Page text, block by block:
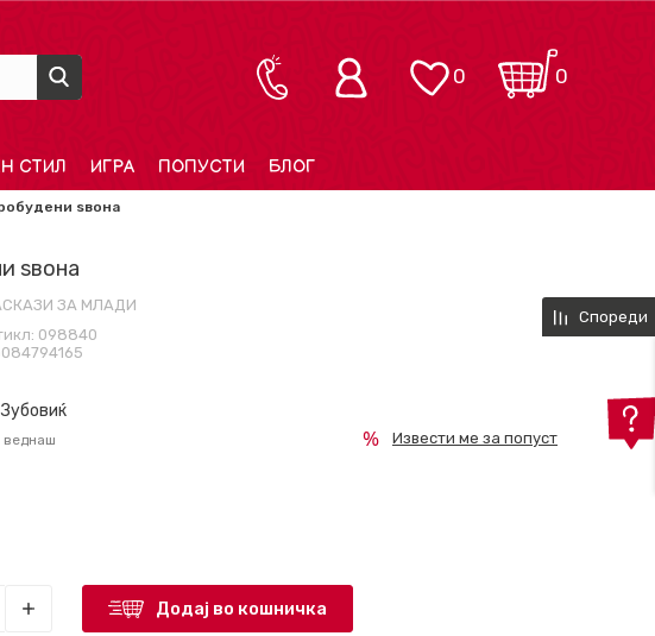
0
0
СТИЛ ИГРА ПОПУСТИ БЛОГ
ѕвона
ѕвона
ЗА МЛАДИ
098840
веднаш Извести ме за попуст
Додај во кошничка
Спореди